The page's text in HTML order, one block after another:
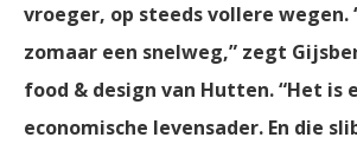
vroeger, op steeds vollere wegen.
zomaar een snelweg,” zegt
food & design van Hutten. “Het is
economische levensader. En die